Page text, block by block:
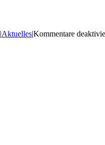
|Aktuelles|Kommentare